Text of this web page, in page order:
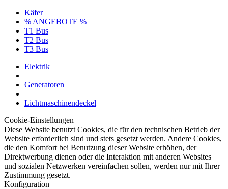
Käfer
% ANGEBOTE %
T1 Bus
T2 Bus
T3 Bus
Elektrik
Generatoren
Lichtmaschinendeckel
Cookie-Einstellungen
Diese Website benutzt Cookies, die für den technischen Betrieb der
Website erforderlich sind und stets gesetzt werden. Andere Cookies,
die den Komfort bei Benutzung dieser Website erhöhen, der
Direktwerbung dienen oder die Interaktion mit anderen Websites
und sozialen Netzwerken vereinfachen sollen, werden nur mit Ihrer
Zustimmung gesetzt.
Konfiguration